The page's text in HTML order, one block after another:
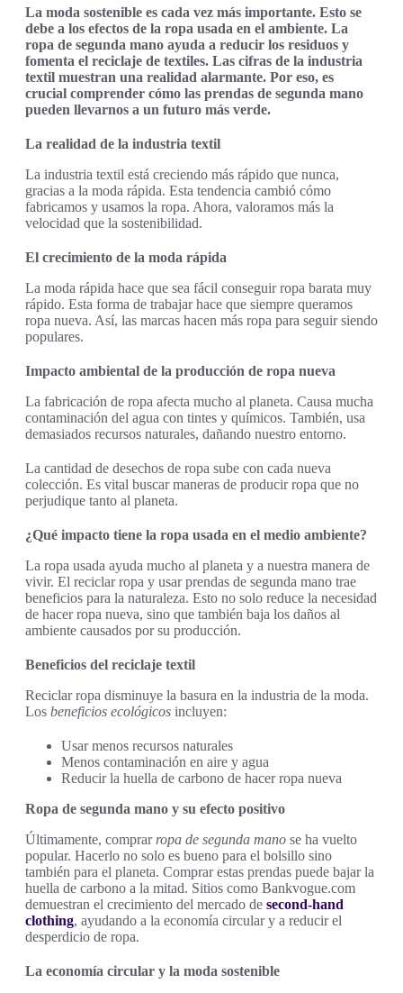
La moda sostenible es cada vez más importante. Esto se
debe a los efectos de la ropa usada en el ambiente. La
ropa de segunda mano ayuda a reducir los residuos y
fomenta el reciclaje de textiles. Las cifras de la industria
textil muestran una realidad alarmante. Por eso, es
crucial comprender cómo las prendas de segunda mano
pueden llevarnos a un futuro más verde.
La realidad de la industria textil
La industria textil está creciendo más rápido que nunca,
gracias a la moda rápida. Esta tendencia cambió cómo
fabricamos y usamos la ropa. Ahora, valoramos más la
velocidad que la sostenibilidad.
El crecimiento de la moda rápida
La moda rápida hace que sea fácil conseguir ropa barata muy
rápido. Esta forma de trabajar hace que siempre queramos
ropa nueva. Así, las marcas hacen más ropa para seguir siendo
populares.
Impacto ambiental de la producción de ropa nueva
La fabricación de ropa afecta mucho al planeta. Causa mucha
contaminación del agua con tintes y químicos. También, usa
demasiados recursos naturales, dañando nuestro entorno.
La cantidad de desechos de ropa sube con cada nueva
colección. Es vital buscar maneras de producir ropa que no
perjudique tanto al planeta.
¿Qué impacto tiene la ropa usada en el medio ambiente?
La ropa usada ayuda mucho al planeta y a nuestra manera de
vivir. El reciclar ropa y usar prendas de segunda mano trae
beneficios para la naturaleza. Esto no solo reduce la necesidad
de hacer ropa nueva, sino que también baja los daños al
ambiente causados por su producción.
Beneficios del reciclaje textil
Reciclar ropa disminuye la basura en la industria de la moda.
Los beneficios ecológicos incluyen:
Usar menos recursos naturales
Menos contaminación en aire y agua
Reducir la huella de carbono de hacer ropa nueva
Ropa de segunda mano y su efecto positivo
Últimamente, comprar ropa de segunda mano se ha vuelto
popular. Hacerlo no solo es bueno para el bolsillo sino
también para el planeta. Comprar estas prendas puede bajar la
huella de carbono a la mitad. Sitios como Bankvogue.com
demuestran el crecimiento del mercado de second-hand
clothing, ayudando a la economía circular y a reducir el
desperdicio de ropa.
La economía circular y la moda sostenible